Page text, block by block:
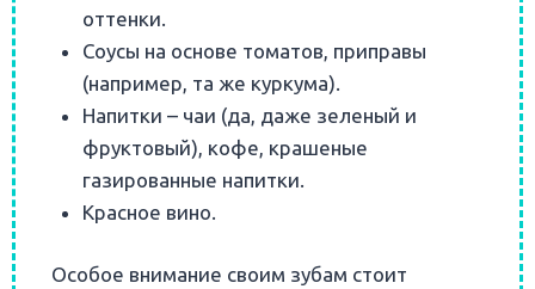
оттенки.
Соусы на основе томатов, приправы
(например, та же куркума).
Напитки – чаи (да, даже зеленый и
фруктовый), кофе, крашеные
газированные напитки.
Красное вино.
Особое внимание своим зубам стоит